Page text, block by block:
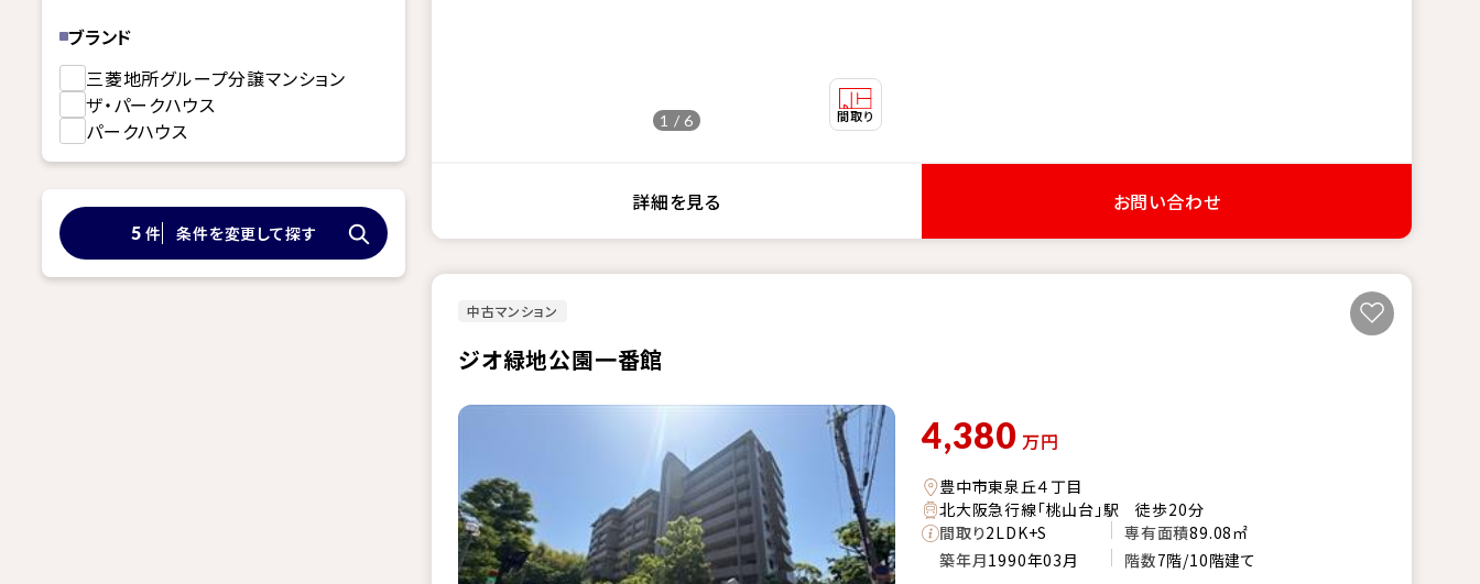
ブランド
三菱地所グループ分譲マンション
ザ・パークハウス
パークハウス
5 件 条件を変更して探す
1 / 6
詳細を見る お問い合わせ
中古マンション
ジオ緑地公園一番館
4,380 万円
豊中市東泉丘４丁目
北大阪急行線「桃山台」駅 徒歩20分
間取り2LDK+S 専有面積89.08㎡
築年月1990年03月 階数7階/10階建て